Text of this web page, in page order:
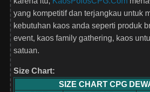
yang kompetitif dan terjangkau untuk
kebutuhan kaos anda seperti produk
event, kaos family gathering, kaos
satuan.
Size Chart:
SIZE CHART CPG